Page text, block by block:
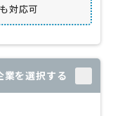
対応可
業を選択する